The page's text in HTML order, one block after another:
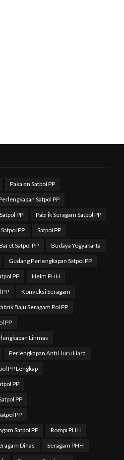
Pakaian Satpol PP
Satpol PP
PP Pabrik Seragam Satpol PP
PP Satpol PP
Satpol PP Budaya Yogyakarta
Gudang Perlengkapan Satpol PP
PP Helm PHH
PP Konveksi Seragam
Baju Seragam Pol PP
PP
Linmas
Perlengkapan Anti Huru Hara
PP Lengkap
PP
PP
PP
Satpol PP Rompi PHH
Dinas Seragam PHH